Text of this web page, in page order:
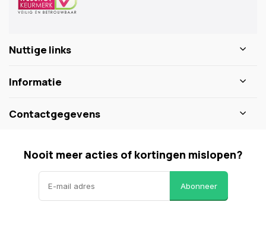
Nuttige links
Informatie
Contactgegevens
Nooit meer acties of kortingen mislopen?
Abonneer